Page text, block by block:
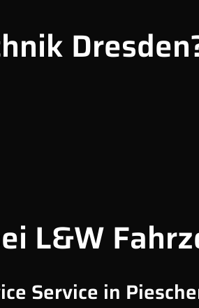
L&W
Service in